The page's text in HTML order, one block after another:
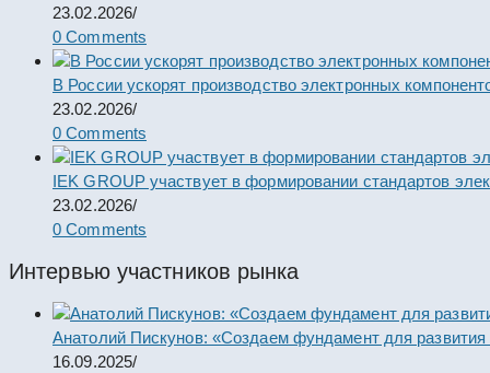
23.02.2026/
0 Comments
В России ускорят производство электронных
23.02.2026/
0 Comments
IEK GROUP участвует в формировании стандартов
23.02.2026/
0 Comments
Интервью участников рынка
Анатолий Пискунов: «Создаем фундамент для развития
16.09.2025/